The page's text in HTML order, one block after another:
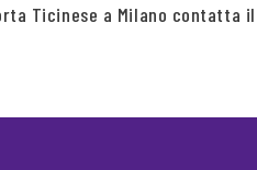
Ticinese a Milano contatta il